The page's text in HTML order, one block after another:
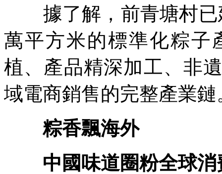
據了解，前青塘村已
萬平方米的標準化粽子
植、產品精深加工、非
域電商銷售的完整產業鏈
粽香飄海外
中國味道圈粉全球消